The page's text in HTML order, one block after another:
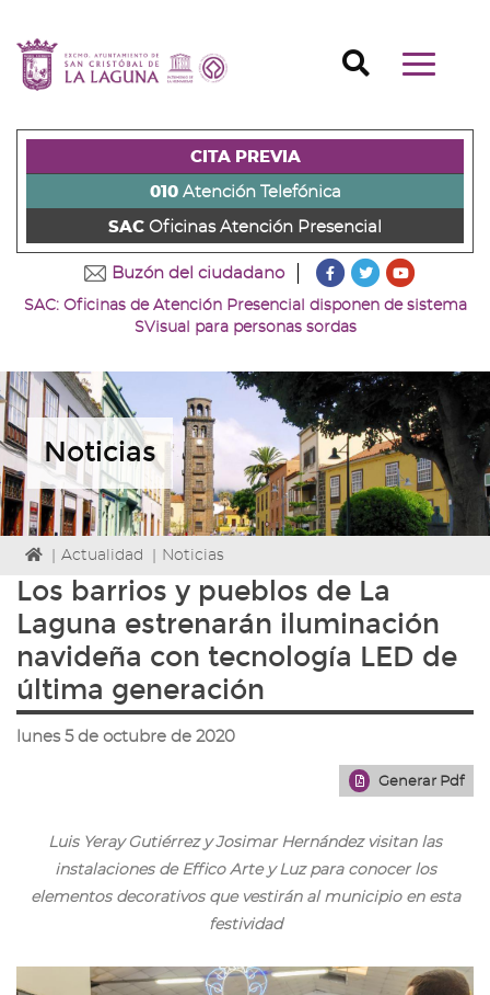
contenido
principal
página
s)
a
la
la
+
Ir
al
la
+
Ir
principal
u)
Mostrar/
Buscador
CITA PREVIA
010Atención Telefónica
SAC Oficinas Atención Presencial
Buzón del ciudadano
???
Ir
a
página
de
Facebook
???
Ir
página
de
Twitter
Ir
canal
de
Youtube
SAC: Oficinas de Atención Presencial disponen de sistema
SVisual para personas sordas
Noticias
Icono
Home
para
ir
a
la
página
de
Actualidad Noticias
Los barrios y pueblos de La
Laguna estrenarán iluminación
navideña con tecnología LED de
última generación
lunes 5 de octubre de 2020
Generar Pdf
Luis Yeray Gutiérrez y Josimar Hernández visitan las
instalaciones de Effico Arte y Luz para conocer los
elementos decorativos que vestirán al municipio en esta
festividad